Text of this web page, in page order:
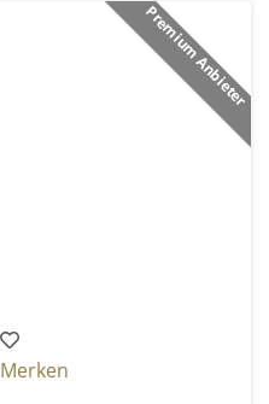
Premium Anbieter
Merken